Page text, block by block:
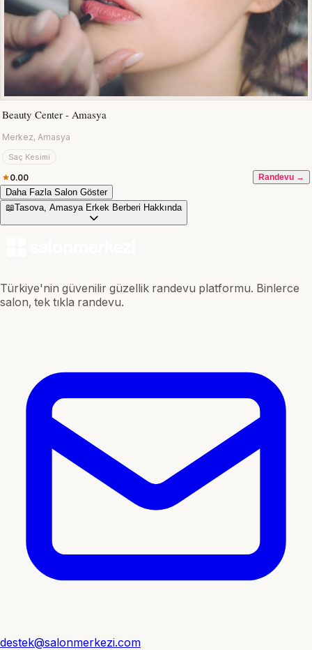
Beauty Center - Amasya
Merkez, Amasya
Saç Kesimi
0.00 Randevu →
Daha Fazla Salon Göster
📖Tasova, Amasya Erkek Berberi Hakkında
Türkiye'nin güvenilir güzellik randevu platformu. Binlerce
salon, tek tıkla randevu.
destek@salonmerkezi.com